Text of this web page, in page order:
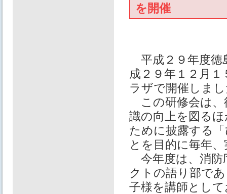
を開催
平成２９年度徳
成２９年１２月
ラザで開催しま
この研修会は、
識の向上を図る
ために披露する
とを目的に毎年
今年度は、消防
クトの語り部で
子様を講師とし